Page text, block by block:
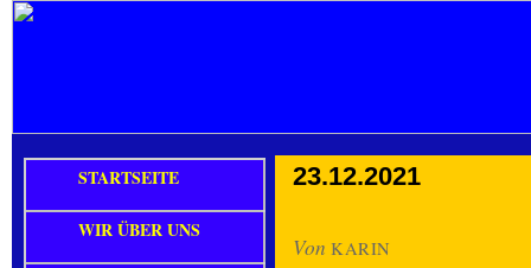
23.12.2021
Von KARIN
STARTSEITE
WIR ÜBER UNS